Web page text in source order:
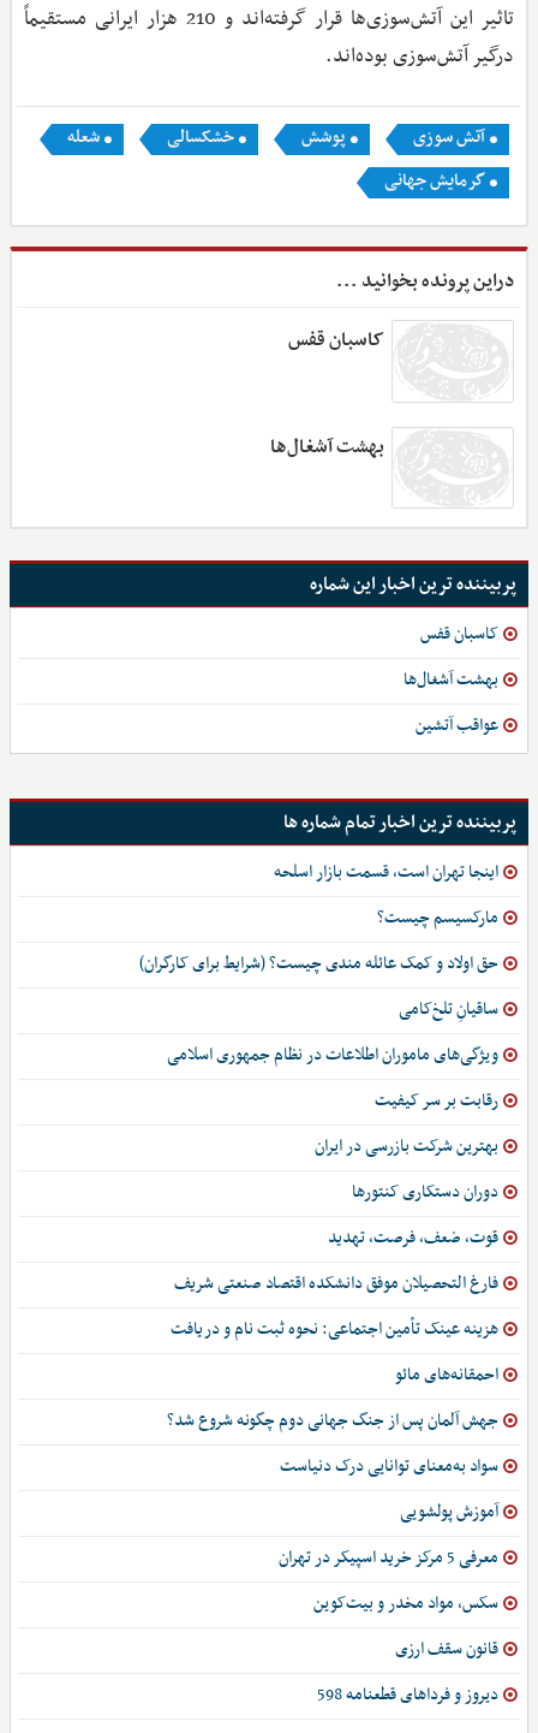
تاثیر این آتش‌سوزی‌ها قرار گرفته‌اند و 210 هزار ایرانی مستقیماً
درگیر آتش‌سوزی بوده‌اند.
آتش سوزی پوشش خشکسالی
شعله
گرمایش جهانی
دراین پرونده بخوانید ...
کاسبان قفس
بهشت آشغال‌ها
پربیننده ترین اخبار این شماره
کاسبان قفس
بهشت آشغال‌ها
عواقب آتشین
پربیننده ترین اخبار تمام شماره ها
اینجا تهران است، قسمت بازار اسلحه
مارکسیسم چیست؟
حق اولاد و کمک عائله مندی چیست؟ (شرایط برای کارگران)
ساقیانِ تلخ‌کامی
ویژگی‌های ماموران اطلاعات در نظام جمهوری اسلامی
رقابت بر سر کیفیت
بهترین شرکت بازرسی در ایران
دوران دستکاری کنتورها
قوت، ضعف، فرصت، تهدید
فارغ التحصیلان موفق دانشکده اقتصاد صنعتی شریف
هزینه عینک تأمین اجتماعی: نحوه ثبت نام و دریافت
احمقانه‌های مائو
جهش آلمان پس از جنگ جهانی دوم چگونه شروع شد؟
سواد به‌معنای توانایی درک دنیاست
آموزش پولشویی
معرفی 5 مرکز خرید اسپیکر در تهران
سکس، مواد مخدر و بیت‌کوین
قانون سقف ارزی
دیروز و فرداهای قطعنامه 598